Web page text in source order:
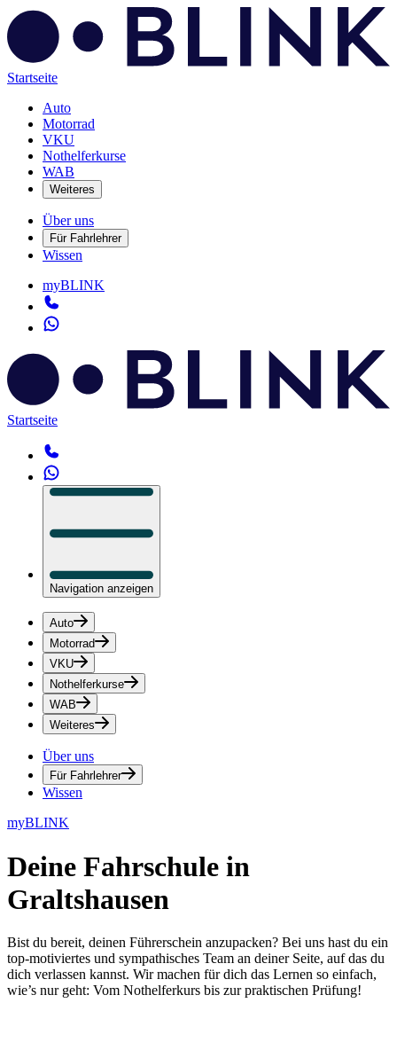
Startseite
Auto
Motorrad
VKU
Nothelferkurse
WAB
Weiteres
Über uns
Für Fahrlehrer
Wissen
myBLINK
Startseite
Navigation anzeigen
Auto
Motorrad
VKU
Nothelferkurse
WAB
Weiteres
Über uns
Für Fahrlehrer
Wissen
myBLINK
Deine Fahrschule in
Graltshausen
Bist du bereit, deinen Führerschein anzupacken? Bei uns hast du ein
top-motiviertes und sympathisches Team an deiner Seite, auf das du
dich verlassen kannst. Wir machen für dich das Lernen so einfach,
wie’s nur geht: Vom Nothelferkurs bis zur praktischen Prüfung!